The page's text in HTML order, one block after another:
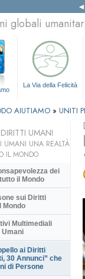
globali
La Via della Felicità
AIUTIAMO » UNITI
UMANI
UMANI UNA REALTÀ
IL MONDO
dei
il Mondo
sui Diritti
Mondo
Multimediali
Umani
ai Diritti
30 Annunci” che
di Persone